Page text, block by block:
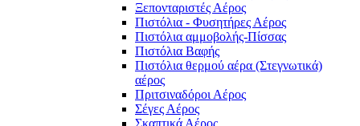
Ξεπονταριστές Αέρος
Πιστόλια - Φυσητήρες Αέρος
Πιστόλια αμμοβολής-Πίσσας
Πιστόλια Βαφής
Πιστόλια θερμού αέρα (Στεγνωτικά)
αέρος
Πριτσιναδόροι Αέρος
Σέγες Αέρος
Σκαπτικά Αέρος